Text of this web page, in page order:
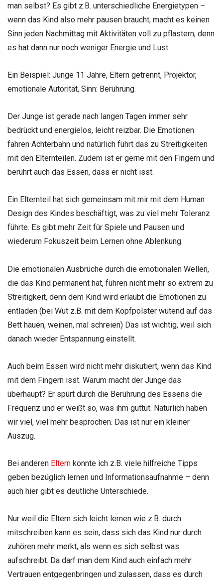
man selbst? Es gibt z.B. unterschiedliche Energietypen –
wenn das Kind also mehr pausen braucht, macht es keinen
Sinn jeden Nachmittag mit Aktivitäten voll zu pflastern, denn
es hat dann nur noch weniger Energie und Lust.
Ein Beispiel: Junge 11 Jahre, Eltern getrennt, Projektor,
emotionale Autorität, Sinn: Berührung.
Der Junge ist gerade nach langen Tagen immer sehr
bedrückt und energielos, leicht reizbar. Die Emotionen
fahren Achterbahn und natürlich führt das zu Streitigkeiten
mit den Elternteilen. Zudem ist er gerne mit den Fingern und
berührt auch das Essen, dass er nicht isst.
Ein Elternteil hat sich gemeinsam mit mir mit dem Human
Design des Kindes beschäftigt, was zu viel mehr Toleranz
führte. Es gibt mehr Zeit für Spiele und Pausen und
wiederum Fokuszeit beim Lernen ohne Ablenkung.
Die emotionalen Ausbrüche durch die emotionalen Wellen,
die das Kind permanent hat, führen nicht mehr so extrem zu
Streitigkeit, denn dem Kind wird erlaubt die Emotionen zu
entladen (bei Wut z.B. mit dem Kopfpolster wütend auf das
Bett hauen, weinen, mal schreien) Das ist wichtig, weil sich
danach wieder Entspannung einstellt.
Auch beim Essen wird nicht mehr diskutiert, wenn das Kind
mit dem Fingern isst. Warum macht der Junge das
überhaupt? Er spürt durch die Berührung des Essens die
Frequenz und er weißt so, was ihm guttut. Natürlich haben
wir viel, viel mehr besprochen. Das ist nur ein kleiner
Auszug.
Bei anderen Eltern konnte ich z.B. viele hilfreiche Tipps
geben bezüglich lernen und Informationsaufnahme – denn
auch hier gibt es deutliche Unterschiede.
Nur weil die Eltern sich leicht lernen wie z.B. durch
mitschreiben kann es sein, dass sich das Kind nur durch
zuhören mehr merkt, als wenn es sich selbst was
aufschreibt. Da darf man dem Kind auch einfach mehr
Vertrauen entgegenbringen und zulassen, dass es durch